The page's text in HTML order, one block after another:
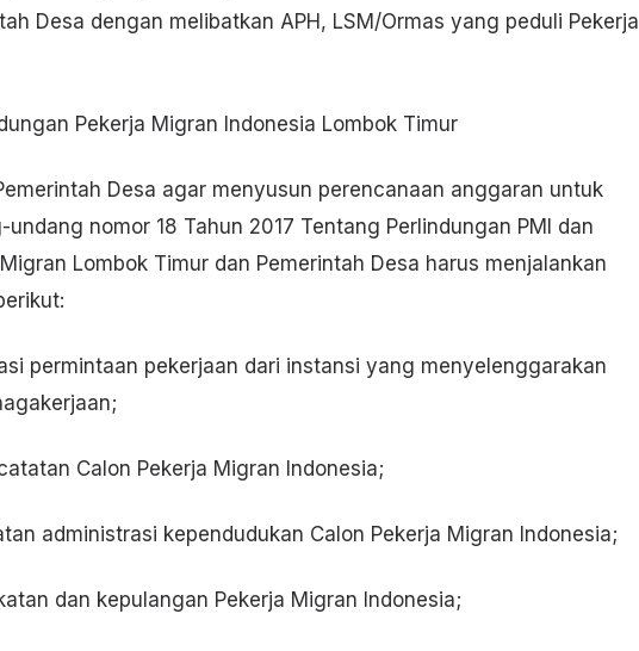
Desa dengan melibatkan APH, LSM/Ormas yang peduli Pekerja
Pekerja Migran Indonesia Lombok Timur
Desa agar menyusun perencanaan anggaran untuk
nomor 18 Tahun 2017 Tentang Perlindungan PMI dan
Lombok Timur dan Pemerintah Desa harus menjalankan
permintaan pekerjaan dari instansi yang menyelenggarakan
Calon Pekerja Migran Indonesia;
administrasi kependudukan Calon Pekerja Migran Indonesia;
dan kepulangan Pekerja Migran Indonesia;